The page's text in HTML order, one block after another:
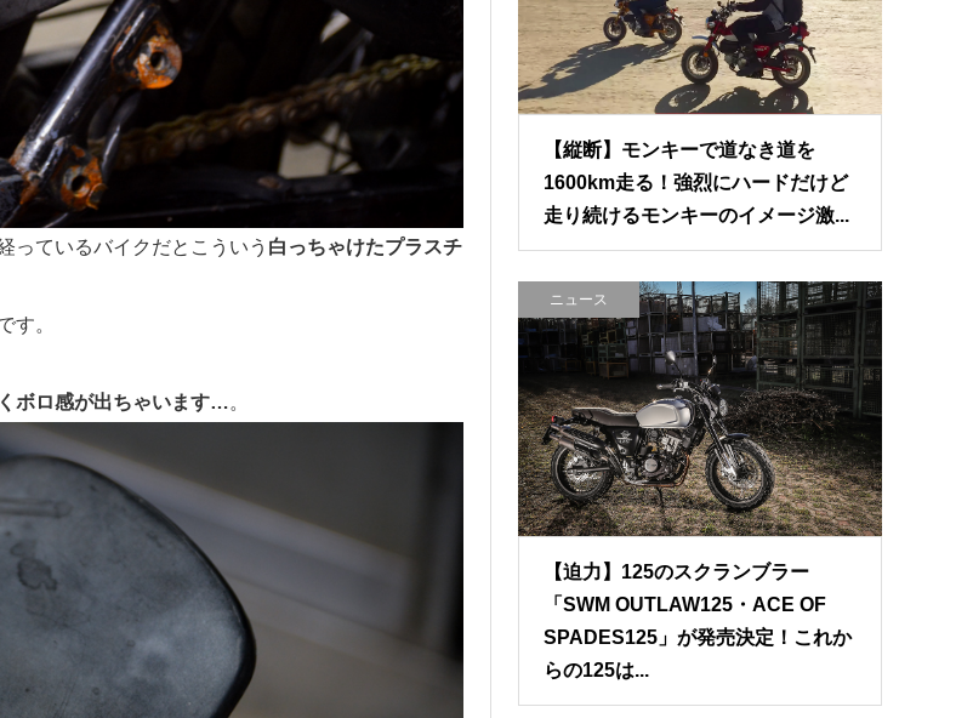
っているバイクだとこういう 白っちゃけたプラスチ
す。
ボロ感が出ちゃいます…。
【縦断】モンキーで道なき道を
1600km走る！強烈にハードだけど
走り続けるモンキーのイメージ激...
ニュース
【迫力】125のスクランブラー
「SWM OUTLAW125・ACE OF
SPADES125」が発売決定！これか
らの125は...